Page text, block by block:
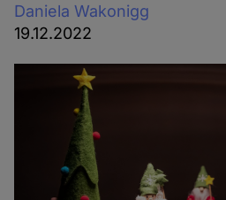
Daniela Wakonigg
19.12.2022